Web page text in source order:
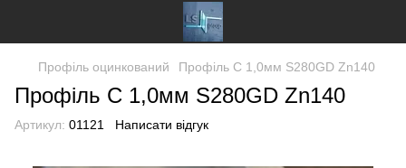
Профіль оцинкований Профіль C 1,0мм S280GD Zn140
Профіль C 1,0мм S280GD Zn140
Артикул: 01121 Написати відгук